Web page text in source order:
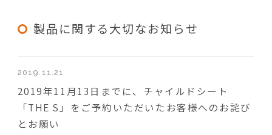
製品に関する大切なお知らせ
2019.11.21
2019年11月13日までに、チャイルドシート
「THE S」をご予約いただいたお客様へのお詫び
とお願い